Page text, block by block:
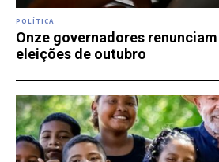
POLÍTICA
Onze governadores
eleições de outubro